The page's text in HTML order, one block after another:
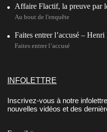
Affaire Flactif, la preuve par
Au bout de l'enquête
Faites entrer l’accusé –
Faites entrer l’accusé
INFOLETTRE
Inscrivez-vous à notre
nouvelles vidéos et des